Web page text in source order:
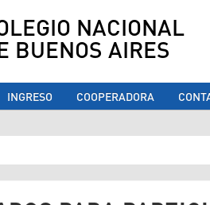
NACIONAL
BUENOS AIRES
INGRESO COOPERADORA
usted aquí